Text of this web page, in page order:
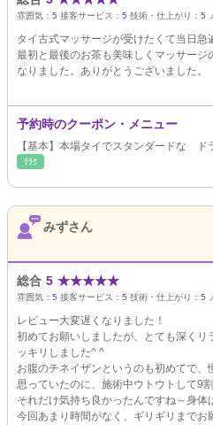
雰囲気： 5 接客サービス： 5 技術・仕上がり： 5
タイ古式マッサージが受けたくて当日急
最初と最後のお茶も美味しくマッサー
なりました。ありがとうございました。
予約時のクーポン・メニュー
【基本】本場タイでスタンダードな
ﾘﾗｸ
みずさん
総合 5 ★★★★★
雰囲気： 5 接客サービス： 5 技術・仕上がり： 5
レビュー大変遅くなりました！
初めてお願いしましたが、とても深く
ッキリしました^ ^
お腹のチネイザンというのも初めてで、
思っていたのに、施術中ウトウトして9
それだけ気持ち良かったんですね～身体
今回あまり時間がなく、ギリギリまで